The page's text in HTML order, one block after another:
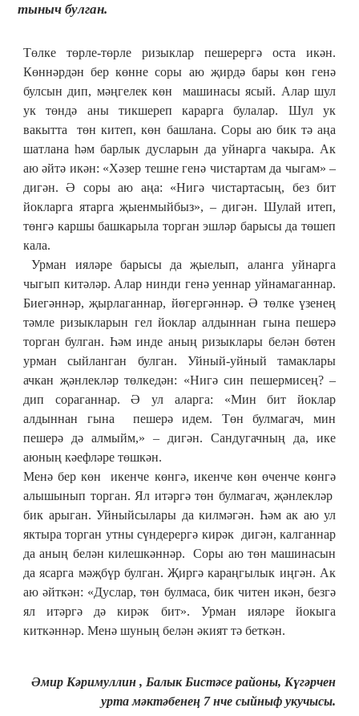
тыныч булган.
Төлке төрле-төрле ризыклар пешерергә оста икән.
Көннәрдән бер көнне соры аю җирдә бары көн генә
булсын дип, мәңгелек көн машинасы ясый. Алар шул
ук төндә аны тикшереп карарга булалар. Шул ук
вакытта төн китеп, көн башлана. Соры аю бик тә аңа
шатлана һәм барлык дусларын да уйнарга чакыра. Ак
аю әйтә икән: «Хәзер тешне генә чистартам да чыгам» –
дигән. Ә соры аю аңа: «Нигә чистартасың, без бит
йокларга ятарга җыенмыйбыз», – дигән. Шулай итеп,
төнгә каршы башкарыла торган эшләр барысы да төшеп
кала.
Урман ияләре барысы да җыелып, аланга уйнарга
чыгып китәләр. Алар нинди генә уеннар уйнамаганнар.
Биегәннәр, җырлаганнар, йөгергәннәр. Ә төлке үзенең
тәмле ризыкларын гел йоклар алдыннан гына пешерә
торган булган. Һәм инде аның ризыклары белән бөтен
урман сыйланган булган. Уйный-уйный тамаклары
ачкан җәнлекләр төлкедән: «Нигә син пешермисең? –
дип сораганнар. Ә ул аларга: «Мин бит йоклар
алдыннан гына пешерә идем. Төн булмагач, мин
пешерә дә алмыйм,» – дигән. Сандугачның да, ике
аюның кәефләре төшкән.
Менә бер көн икенче көнгә, икенче көн өченче көнгә
алышынып торган. Ял итәргә төн булмагач, җәнлекләр
бик арыган. Уйныйсылары да килмәгән. Һәм ак аю ул
яктыра торган утны сүндерергә кирәк дигән, калганнар
да аның белән килешкәннәр. Соры аю төн машинасын
да ясарга мәҗбүр булган. Җиргә караңгылык иңгән. Ак
аю әйткән: «Дуслар, төн булмаса, бик читен икән, безгә
ял итәргә дә кирәк бит». Урман ияләре йокыга
киткәннәр. Менә шуның белән әкият тә беткән.
Әмир Кәримуллин , Балык Бистәсе районы, Күгәрчен
урта мәктәбенең 7 нче сыйныф укучысы.